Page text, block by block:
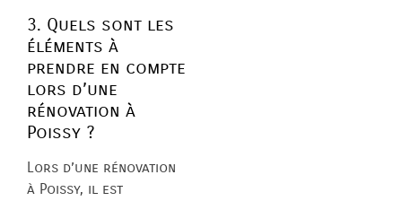
3. Quels sont les
éléments à
prendre en compte
lors d’une
rénovation à
Poissy ?
Lors d’une rénovation
à Poissy, il est